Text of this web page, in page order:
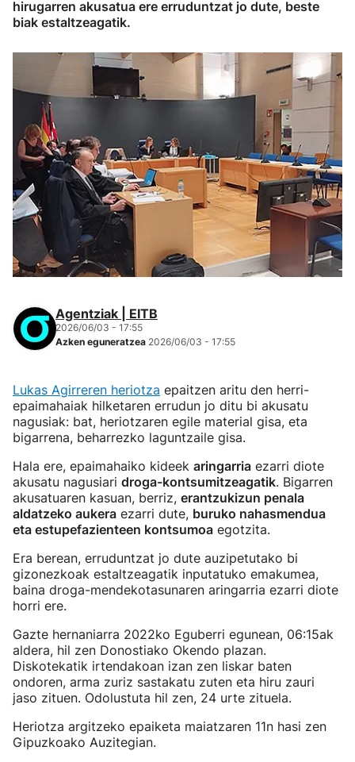
hirugarren akusatua ere erruduntzat jo dute, beste
biak estaltzeagatik.
Agentziak | EITB
2026/06/03 - 17:55
Azken eguneratzea 2026/06/03 - 17:55
Lukas Agirreren heriotza epaitzen aritu den herri-
epaimahaiak hilketaren errudun jo ditu bi akusatu
nagusiak: bat, heriotzaren egile material gisa, eta
bigarrena, beharrezko laguntzaile gisa.
Hala ere, epaimahaiko kideek aringarria ezarri diote
akusatu nagusiari droga-kontsumitzeagatik. Bigarren
akusatuaren kasuan, berriz, erantzukizun penala
aldatzeko aukera ezarri dute, buruko nahasmendua
eta estupefazienteen kontsumoa egotzita.
Era berean, erruduntzat jo dute auzipetutako bi
gizonezkoak estaltzeagatik inputatuko emakumea,
baina droga-mendekotasunaren aringarria ezarri diote
horri ere.
Gazte hernaniarra 2022ko Eguberri egunean, 06:15ak
aldera, hil zen Donostiako Okendo plazan.
Diskotekatik irtendakoan izan zen liskar baten
ondoren, arma zuriz sastakatu zuten eta hiru zauri
jaso zituen. Odolustuta hil zen, 24 urte zituela.
Heriotza argitzeko epaiketa maiatzaren 11n hasi zen
Gipuzkoako Auzitegian.